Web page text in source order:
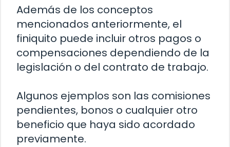
Además de los conceptos
mencionados anteriormente, el
finiquito puede incluir otros pagos o
compensaciones dependiendo de la
legislación o del contrato de trabajo.
Algunos ejemplos son las comisiones
pendientes, bonos o cualquier otro
beneficio que haya sido acordado
previamente.